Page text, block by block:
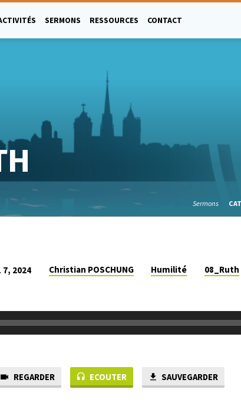
SERMONS RESSOURCES CONTACT
Sermons
7, 2024 Christian POSCHUNG Humilité 08_Ruth
REGARDER ECOUTER SAUVEGARDER